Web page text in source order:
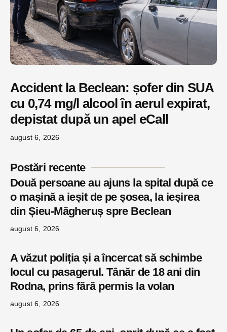
Accident la Beclean: șofer din SUA
cu 0,74 mg/l alcool în aerul expirat,
depistat după un apel eCall
august 6, 2026
Postări recente
Două persoane au ajuns la spital după ce
o mașină a ieșit de pe șosea, la ieșirea
din Șieu-Măgheruș spre Beclean
august 6, 2026
A văzut poliția și a încercat să schimbe
locul cu pasagerul. Tânăr de 18 ani din
Rodna, prins fără permis la volan
august 6, 2026